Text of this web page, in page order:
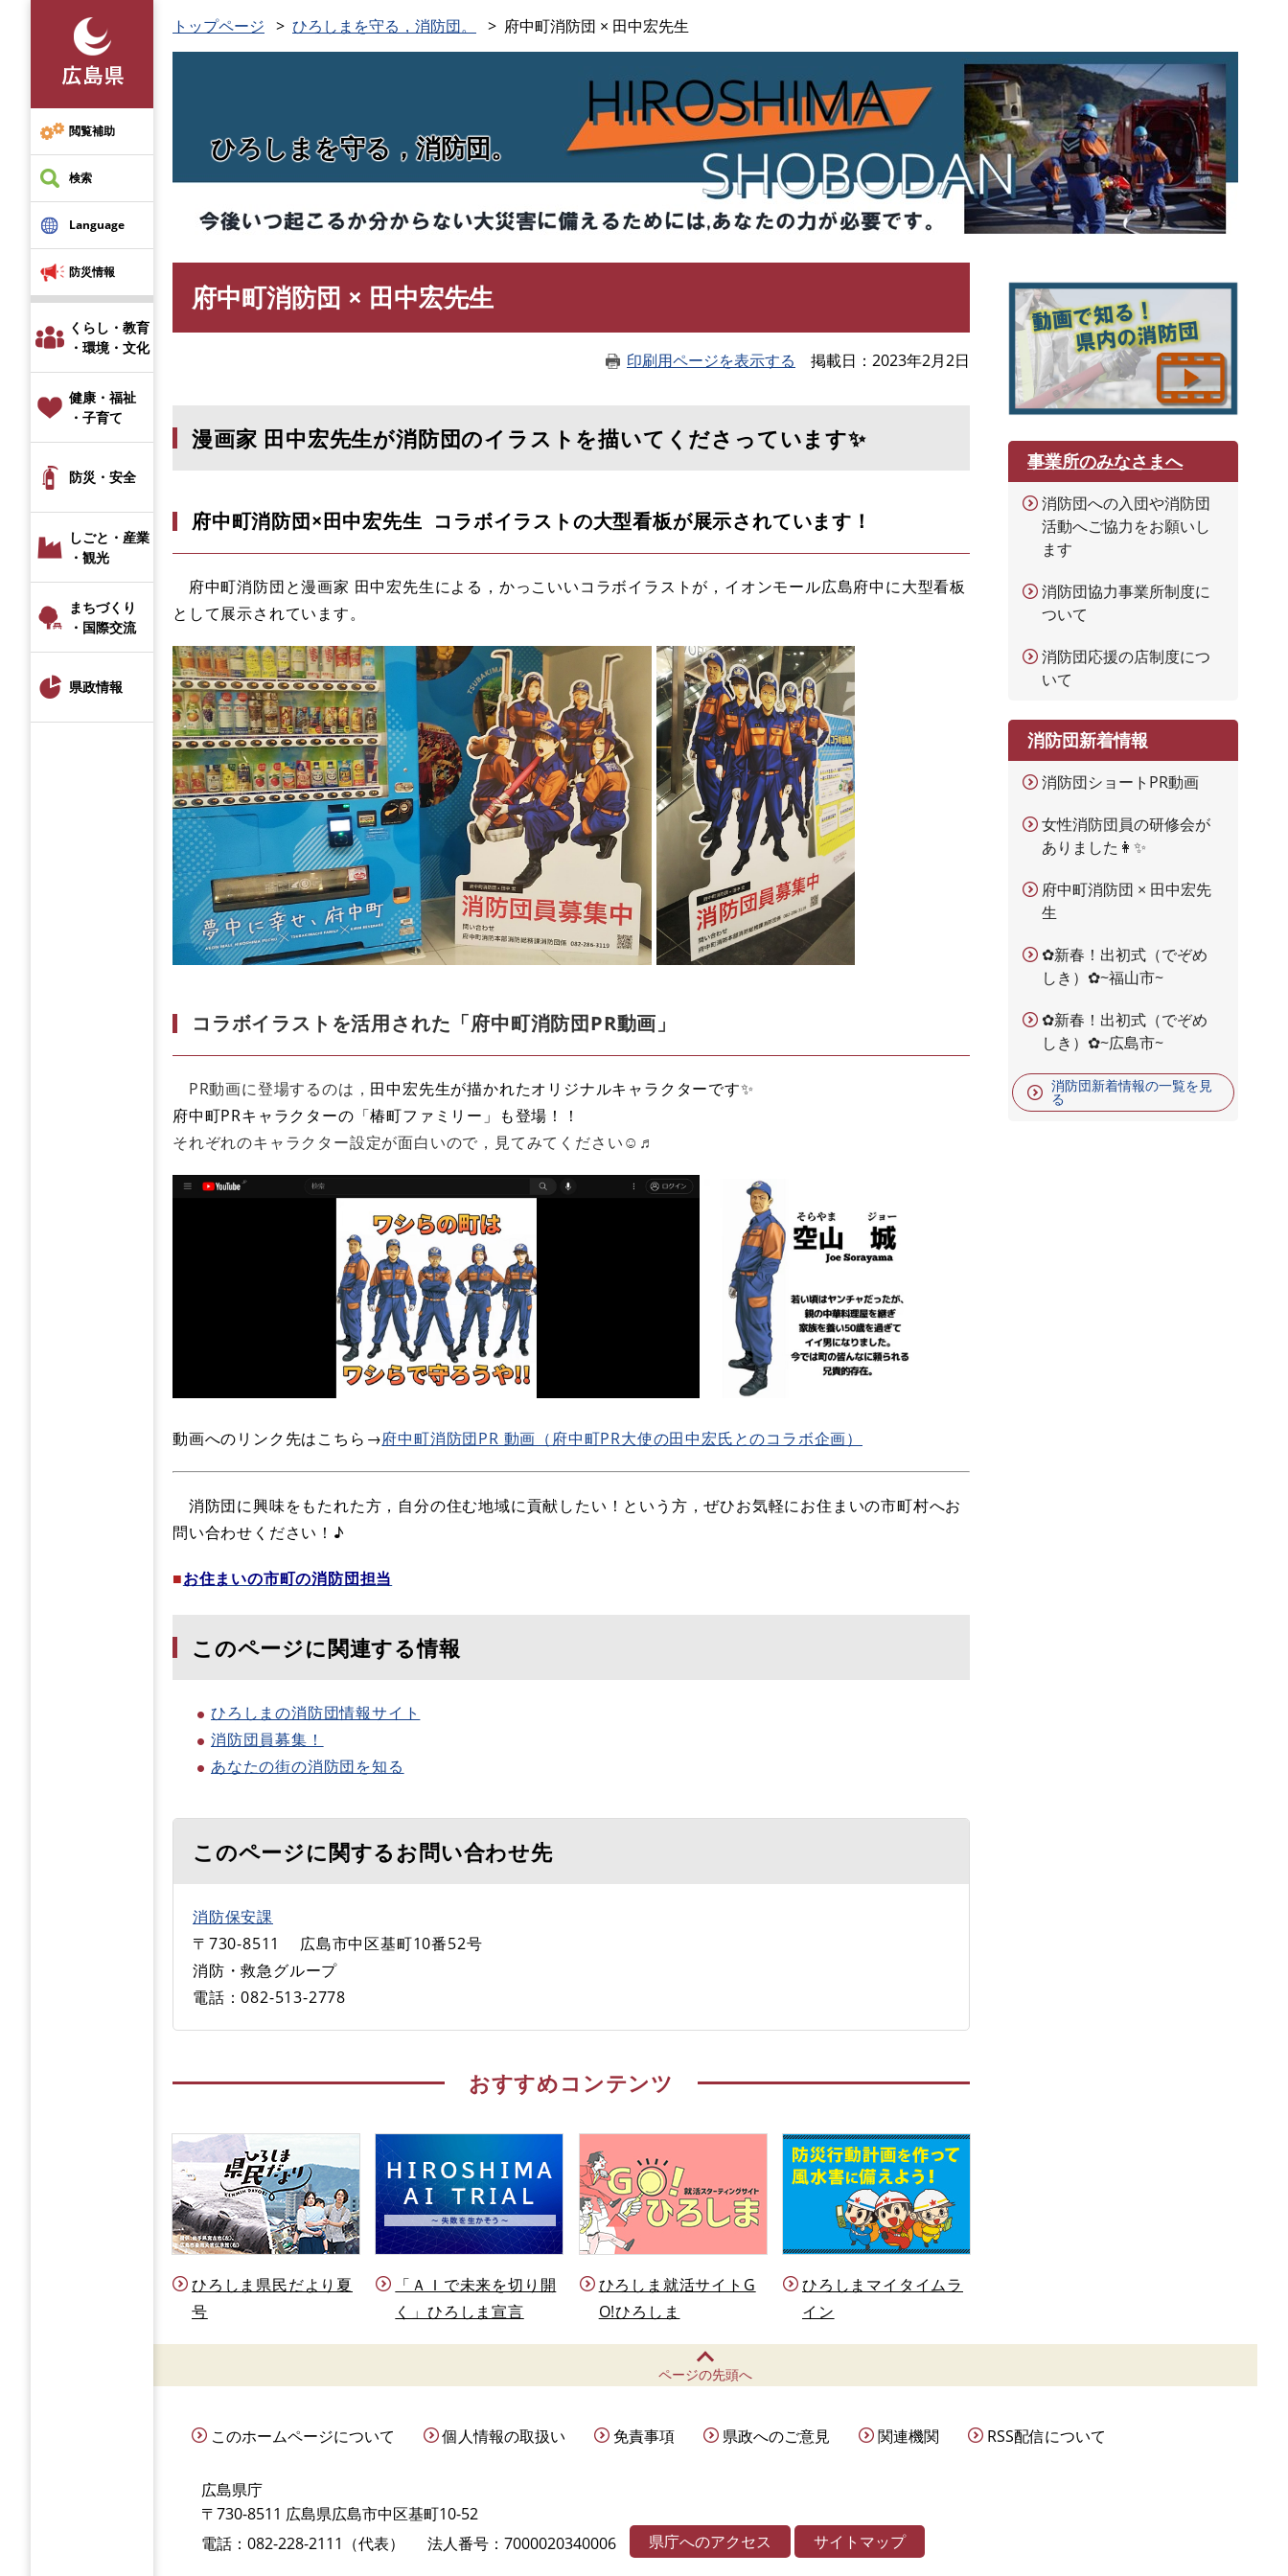
先
頭
で
す
閲覧補助
検索
Language
防災情報
くらし・教育
・環境・文化
健康・福祉
・子育て
防災・安全
しごと・産業
・観光
まちづくり
・国際交流
県政情報
トップページ ひろしまを守る，消防団。 府中町消防団 × 田中宏先生
ひろしまを守る，消防団。
府中町消防団 × 田中宏先生
印刷用ページを表示する 掲載日 2023年2月2日
漫画家 田中宏先生が消防団のイラストを描いてくださっています✨
府中町消防団×田中宏先生 コラボイラストの大型看板が展示されています！
府中町消防団と漫画家 田中宏先生による，かっこいいコラボイラストが，イオンモール広島府中に大型看板
として展示されています。
コラボイラストを活用された「府中町消防団PR動画」
PR動画に登場するのは， 田中宏先生が描かれたオリジナルキャラクター​です✨
府中町PRキャラクターの「椿町ファミリー」も登場！！
それぞれのキャラクター設定が面白いので，見てみてください☺♬
動画へのリンク先はこちら→府中町消防団PR 動画（府中町PR大使の田中宏氏とのコラボ企画）
消防団に興味をもたれた方，自分の住む地域に貢献したい！という方，ぜひお気軽にお住まいの市町村へお
問い合わせください！♪
■お住まいの市町の消防団担当
このページに関連する情報
ひろしまの消防団情報サイト
消防団員募集！
あなたの街の消防団を知る
このページに関するお問い合わせ先
消防保安課
〒730-8511
広島市中区基町10番52号
消防・救急グループ
電話：082-513-2778
おすすめコンテンツ
ひろしま県民だより夏
号
「ＡＩで未来を切り開
く」ひろしま宣言
ひろしま就活サイトG
O!ひろしま
ひろしまマイタイムラ
イン
事業所のみなさまへ
消防団への入団や消防団
活動へご協力をお願いし
ます
消防団協力事業所制度に
ついて
消防団応援の店制度につ
いて
消防団新着情報
消防団ショートPR動画
女性消防団員の研修会が
ありました👩✨
府中町消防団 × 田中宏先
生
✿新春！出初式（でぞめ
しき）✿~福山市~
✿新春！出初式（でぞめ
しき）✿~広島市~
消防団新着情報の一覧を見
る
ページの先頭へ
このホームページについて 個人情報の取扱い 免責事項 県政へのご意見 関連機関 RSS配信について
広島県庁
〒730-8511 広島県広島市中区基町10-52
電話：082-228-2111（代表）
法人番号：7000020340006 県庁へのアクセス サイトマップ